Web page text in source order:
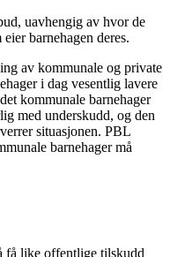
uavhengig av hvor de
barnehagen deres.
av kommunale og private
i dag vesentlig lavere
kommunale barnehager
med underskudd, og den
situasjonen. PBL
barnehager må
få like offentlige tilskudd